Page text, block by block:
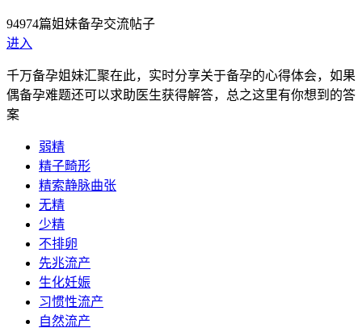
94974篇姐妹备孕交流帖子
进入
千万备孕姐妹汇聚在此，实时分享关于备孕的心得体会，如果
偶备孕难题还可以求助医生获得解答，总之这里有你想到的答
案
弱精
精子畸形
精索静脉曲张
无精
少精
不排卵
先兆流产
生化妊娠
习惯性流产
自然流产